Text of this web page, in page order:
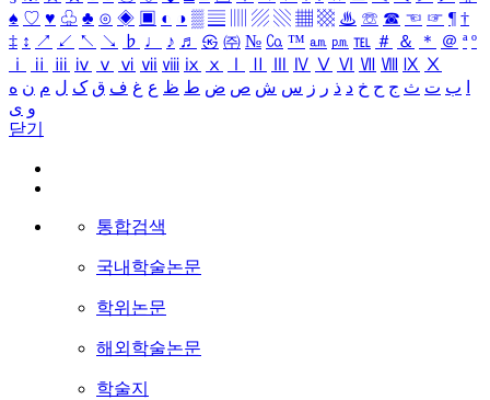
♠ ♡ ♥ ♧ ♣ ⊙ ◈ ▣ ◐ ◑ ▒ ▤ ▨ ▧ ▦ ▩ ♨ ☏ ☎ ☜ ☞ ¶ †
‡ ↕ ↗ ↙ ↖ ↘ ♭ ♩ ♪ ♬ ㉿ ㈜ № ㏇ ™ ㏂ ㏘ ℡ ＃ ＆ ＊ ＠ ª º
ⅰ
ⅱ ⅲ ⅳ ⅴ ⅵ ⅶ ⅷ ⅸ ⅹ Ⅳ Ⅴ Ⅵ Ⅶ Ⅷ Ⅸ Ⅹ
ب ت ث ج ح خ د ذ ر ز س ش ص ض ط ظ ع غ ف ق ک ل م ن ه
و ی
닫기
통합검색
국내학술논문
학위논문
해외학술논문
학술지